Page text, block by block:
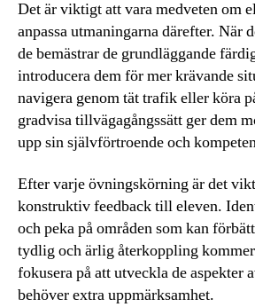
Det är viktigt att vara medveten om
anpassa utmaningarna därefter. När
de bemästrar de grundläggande
introducera dem för mer krävande
navigera genom tät trafik eller köra
gradvisa tillvägagångssätt ger dem
upp sin självförtroende och
Efter varje övningskörning är det
konstruktiv feedback till eleven.
och peka på områden som kan
tydlig och ärlig återkoppling
fokusera på att utveckla de aspekter
behöver extra uppmärksamhet.